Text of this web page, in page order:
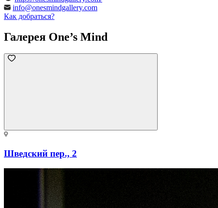
info@onesmindgallery.com
Как добраться?
Галерея One’s Mind
Шведский пер., 2